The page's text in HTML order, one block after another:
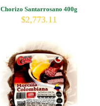
Chorizo Santarrosano 400g
$2,773.11